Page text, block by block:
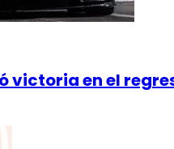
victoria en el